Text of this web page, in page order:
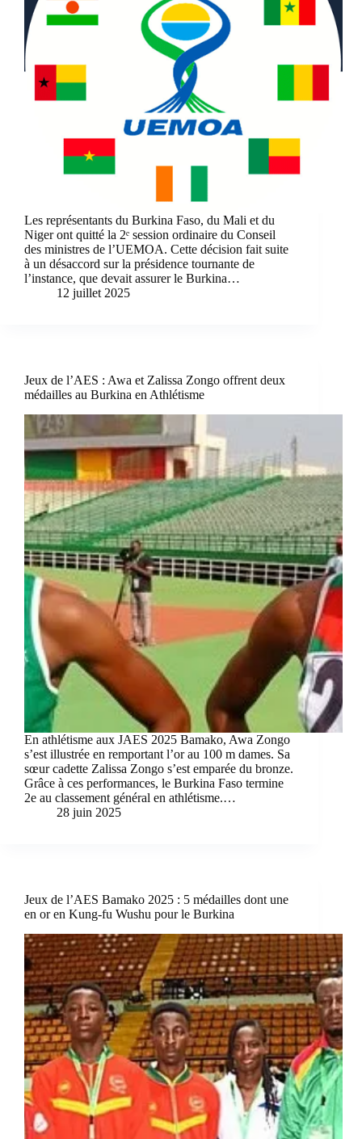
Les représentants du Burkina Faso, du Mali et du
Niger ont quitté la 2ᵉ session ordinaire du Conseil
des ministres de l’UEMOA. Cette décision fait suite
à un désaccord sur la présidence tournante de
l’instance, que devait assurer le Burkina…
12 juillet 2025
Jeux de l’AES : Awa et Zalissa Zongo offrent deux
médailles au Burkina en Athlétisme
En athlétisme aux JAES 2025 Bamako, Awa Zongo
s’est illustrée en remportant l’or au 100 m dames. Sa
sœur cadette Zalissa Zongo s’est emparée du bronze.
Grâce à ces performances, le Burkina Faso termine
2e au classement général en athlétisme.…
28 juin 2025
Jeux de l’AES Bamako 2025 : 5 médailles dont une
en or en Kung-fu Wushu pour le Burkina